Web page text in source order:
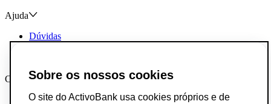
Ajuda
Dúvidas
Canais AB
App ActivoBank
Sobre os nossos cookies
O site do ActivoBank usa cookies próprios e de